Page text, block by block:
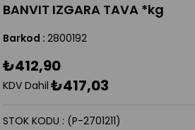
BANVIT IZGARA TAVA *kg
Barkod : 2800192
₺412,90
KDV Dahil ₺417,03
(P-2701211)
STOK KODU